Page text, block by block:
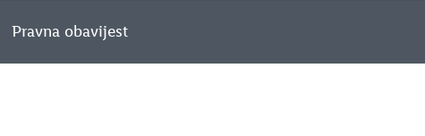
Pravna obavijest